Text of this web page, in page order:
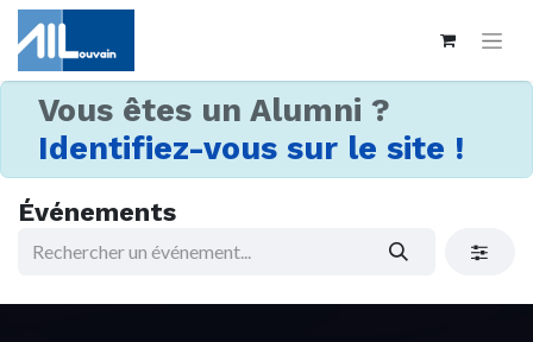
Vous êtes un Alumni ?
Identifiez-vous sur le site !
Événements